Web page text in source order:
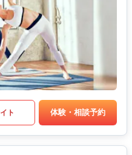
ト 体験・相談予約